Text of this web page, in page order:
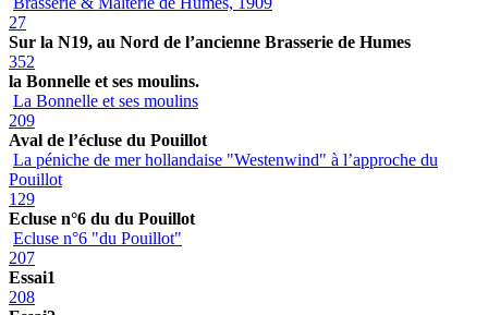
27
Sur la N19, au Nord de l’ancienne Brasserie de Humes
352
la Bonnelle et ses moulins.
La Bonnelle et ses moulins
209
Aval de l’écluse du Pouillot
La péniche de mer hollandaise "Westenwind" à l’approche du
Pouillot
129
Ecluse n°6 du du Pouillot
Ecluse n°6 "du Pouillot"
207
Essai1
208